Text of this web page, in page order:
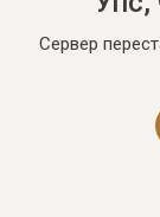
Сервер